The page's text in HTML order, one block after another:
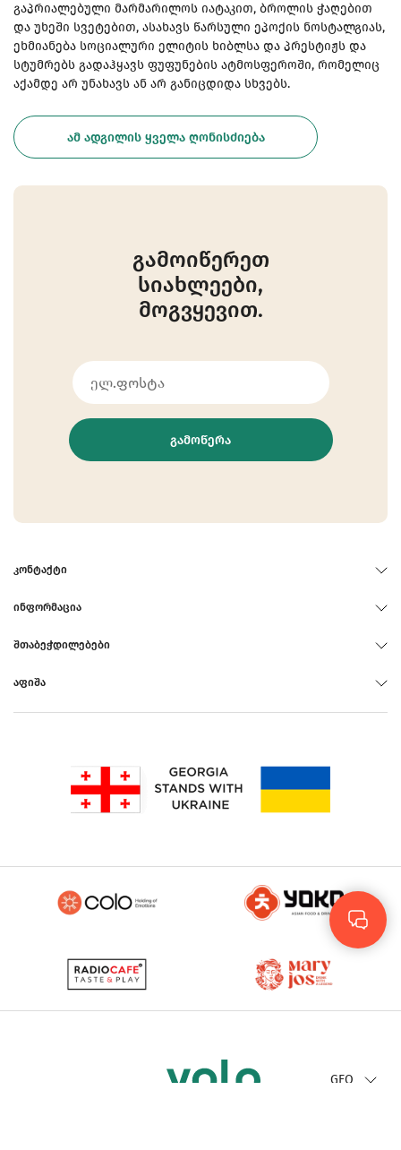
გაპრიალებული მარმარილოს იატაკით, ბროლის ჭაღებით
და უხეში სვეტებით, ასახავს წარსული ეპოქის ნოსტალგიას,
ეხმიანება სოციალური ელიტის ხიბლსა და პრესტიჟს და
სტუმრებს გადაჰყავს ფუფუნების ატმოსფეროში, რომელიც
აქამდე არ უნახავს ან არ განიცდიდა სხვებს.
ᲐᲛ ᲐᲓᲒᲘᲚᲘᲡ ᲧᲕᲔᲚᲐ ᲦᲝᲜᲘᲡᲫᲘᲔᲑᲐ
გამოიწერეთ
სიახლეები,
მოგვყევით.
ᲒᲐᲛᲝᲬᲔᲠᲐ
ᲙᲝᲜᲢᲐᲥᲢᲘ
ᲘᲜᲤᲝᲠᲛᲐᲪᲘᲐ
ᲨᲗᲐᲑᲔᲭᲓᲘᲚᲔᲑᲔᲑᲘ
ᲐᲤᲘᲨᲐ
GEO
Rus